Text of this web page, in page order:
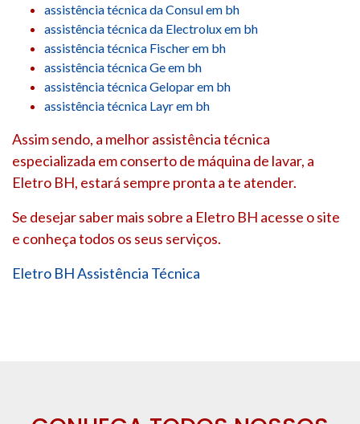
assistência técnica da Consul em bh
assistência técnica da Electrolux em bh
assistência técnica Fischer em bh
assistência técnica Ge em bh
assistência técnica Gelopar em bh
assistência técnica Layr em bh
Assim sendo, a melhor assistência técnica
especializada em conserto de máquina de lavar, a
Eletro BH, estará sempre pronta a te atender.
Se desejar saber mais sobre a Eletro BH acesse o site
e conheça todos os seus serviços.
Eletro BH Assistência Técnica